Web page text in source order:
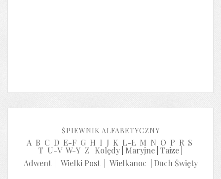
ŚPIEWNIK ALFABETYCZNY
A B C D E-F G H I J K L-Ł M N O P R S
T U-V W-Y Z Kolędy Maryjne Taize
Adwent| Wielki Post| Wielkanoc Duch Święty